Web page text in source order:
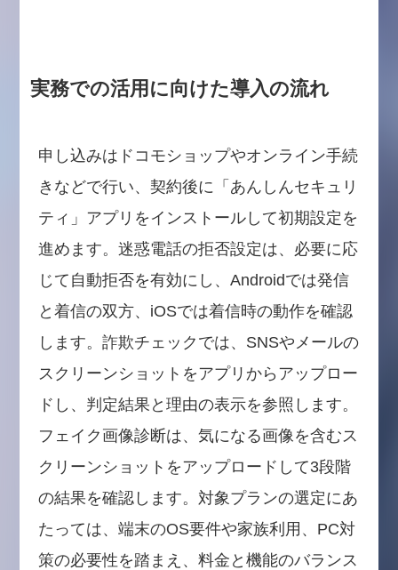
実務での活用に向けた導入の流れ
申し込みはドコモショップやオンライン手続
きなどで行い、契約後に「あんしんセキュリ
ティ」アプリをインストールして初期設定を
進めます。迷惑電話の拒否設定は、必要に応
じて自動拒否を有効にし、Androidでは発信
と着信の双方、iOSでは着信時の動作を確認
します。詐欺チェックでは、SNSやメールの
スクリーンショットをアプリからアップロー
ドし、判定結果と理由の表示を参照します。
フェイク画像診断は、気になる画像を含むス
クリーンショットをアップロードして3段階
の結果を確認します。対象プランの選定にあ
たっては、端末のOS要件や家族利用、PC対
策の必要性を踏まえ、料金と機能のバランス